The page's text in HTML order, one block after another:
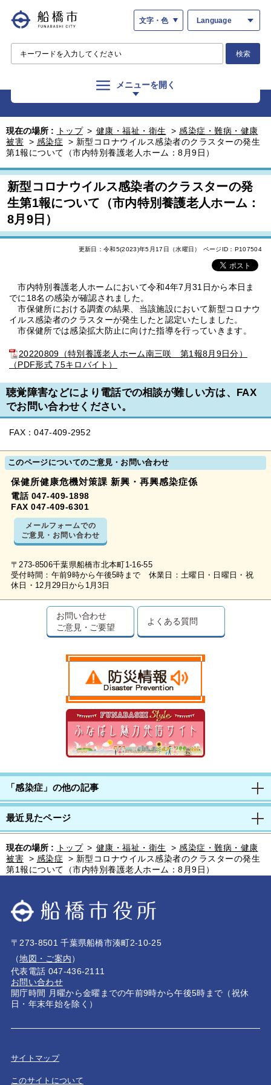
文字・色 Language
検索
メニューを開く
現在の場所 : トップ > 健康・福祉・衛生 > 感染症・難病・健康
被害 > 感染症 > 新型コロナウイルス感染者のクラスターの発生
第1報について（市内特別養護老人ホーム：8月9日）
新型コロナウイルス感染者のクラスターの発
生第1報について（市内特別養護老人ホーム：
8月9日）
更新日：令和5(2023)年5月17日（水曜日） ページID：P107504
市内特別養護老人ホームにおいて令和4年7月31日から本日ま
でに18名の感染が確認されました。
市保健所における調査の結果、当該施設において新型コロナウ
イルス感染者のクラスターが発生したと認定いたしました。
市保健所では感染拡大防止に向けた指導を行っていきます。
20220809（特別養護老人ホーム南三咲 第1報8月9日分）
（PDF形式 75キロバイト）
聴覚障害などにより電話での相談が難しい方は、FAX
でお問い合わせください。
FAX：047-409-2952
このページについてのご意見・お問い合わせ
保健所健康危機対策課 新興・再興感染症係
電話 047-409-1898
FAX 047-409-6301
メールフォームでの
ご意見・お問い合わせ
〒273-8506千葉県船橋市北本町1-16-55
受付時間：午前9時から午後5時まで 休業日：土曜日・日曜日・祝
休日・12月29日から1月3日
お問い合わせ
ご意見・ご要望
よくある質問
「感染症」の他の記事
最近見たページ
現在の場所 : トップ > 健康・福祉・衛生 > 感染症・難病・健康
被害 > 感染症 > 新型コロナウイルス感染者のクラスターの発生
第1報について（市内特別養護老人ホーム：8月9日）
〒273-8501 千葉県船橋市湊町2-10-25
（地図・ご案内）
代表電話 047-436-2111
お問い合わせ
開庁時間 月曜から金曜までの午前9時から午後5時まで（祝休
日・年末年始を除く）
サイトマップ
このサイトについて